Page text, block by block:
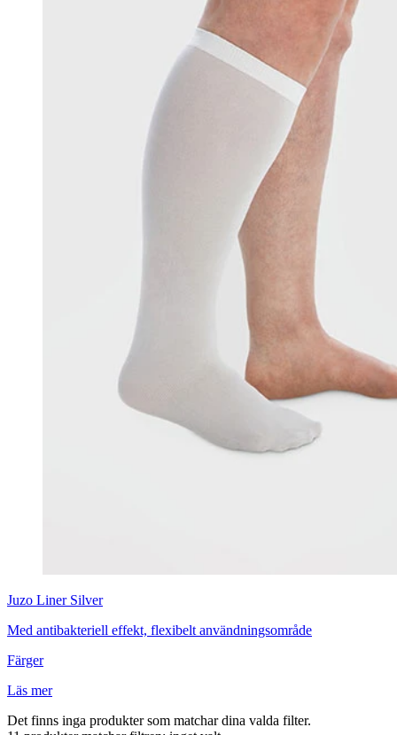
Juzo Liner Silver
Med antibakteriell effekt, flexibelt användningsområde
Färger
Läs mer
Det finns inga produkter som matchar dina valda filter.